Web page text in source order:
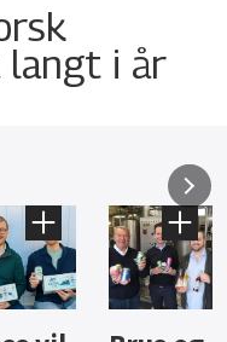
langt i år